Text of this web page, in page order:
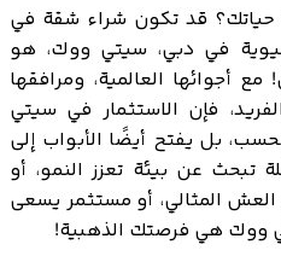
قد تكون شراء شقة في
حيوية في دبي، سيتي ووك، هو
أجوائها العالمية، ومرافقها
فإن الاستثمار في سيتي
بل يفتح أيضًا الأبواب إلى
تبحث عن بيئة تعزز النمو، أو
المثالي، أو مستثمر يسعى
ووك هي فرصتك الذهبية!